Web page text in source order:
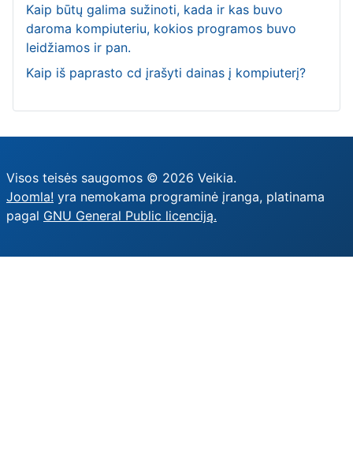
Kaip būtų galima sužinoti, kada ir kas buvo
daroma kompiuteriu, kokios programos buvo
leidžiamos ir pan.
Kaip iš paprasto cd įrašyti dainas į kompiuterį?
Visos teisės saugomos © 2026 Veikia.
Joomla! yra nemokama programinė įranga, platinama
pagal GNU General Public licenciją.